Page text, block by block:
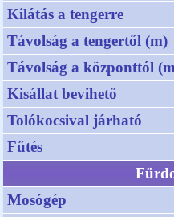
Kilátás a tengerre
Távolság a tengertől (m)
Távolság a központtól
Kisállat bevihető
Tolókocsival járható
Fűtés
Mosógép